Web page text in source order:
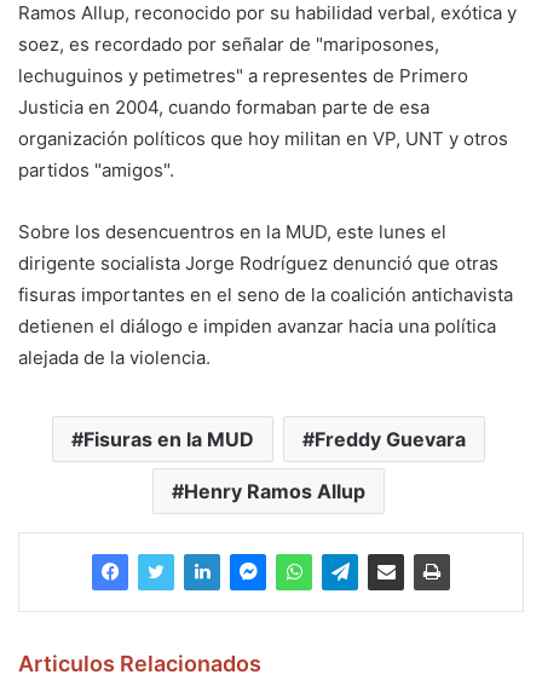
Ramos Allup, reconocido por su habilidad verbal, exótica y
soez, es recordado por señalar de "mariposones,
lechuguinos y petimetres" a representes de Primero
Justicia en 2004, cuando formaban parte de esa
organización políticos que hoy militan en VP, UNT y otros
partidos "amigos".
Sobre los desencuentros en la MUD, este lunes el
dirigente socialista Jorge Rodríguez denunció que otras
fisuras importantes en el seno de la coalición antichavista
detienen el diálogo e impiden avanzar hacia una política
alejada de la violencia.
Fisuras en la MUD Freddy Guevara
Henry Ramos Allup
Articulos Relacionados